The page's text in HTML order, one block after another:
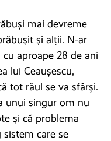
mai devreme
și alții. N-ar
aproape 28 de ani
lui Ceaușescu,
tot răul se va sfârși.
unui singur om nu
și că problema
care se